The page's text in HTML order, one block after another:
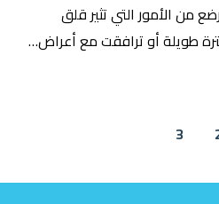
من الأمور التي تثير قلق
طويلة أو ترافقت مع أعراض…
3